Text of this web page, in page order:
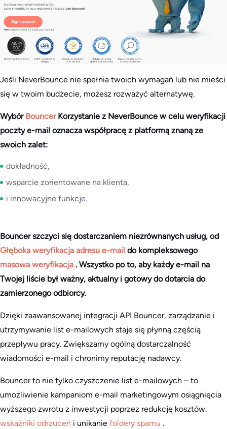
Jeśli NeverBounce nie spełnia twoich wymagań lub nie mieści
się w twoim budżecie, możesz rozważyć alternatywę.
Wybór Bouncer Korzystanie z NeverBounce w celu weryfikacji
poczty e-mail oznacza współpracę z platformą znaną ze
swoich zalet:
dokładność,
wsparcie zorientowane na klienta,
i innowacyjne funkcje.
Bouncer szczyci się dostarczaniem niezrównanych usług, od
Głęboka weryfikacja adresu e-mail do kompleksowego
masowa weryfikacja . Wszystko po to, aby każdy e-mail na
Twojej liście był ważny, aktualny i gotowy do dotarcia do
zamierzonego odbiorcy.
Dzięki zaawansowanej integracji API Bouncer, zarządzanie i
utrzymywanie list e-mailowych staje się płynną częścią
przepływu pracy. Zwiększamy ogólną dostarczalność
wiadomości e-mail i chronimy reputację nadawcy.
Bouncer to nie tylko czyszczenie list e-mailowych – to
umożliwienie kampaniom e-mail marketingowym osiągnięcia
wyższego zwrotu z inwestycji poprzez redukcję kosztów.
wskaźniki odrzuceń i unikanie foldery spamu .